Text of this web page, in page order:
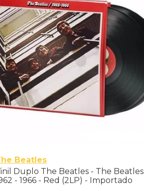
Beatles
Duplo The Beatles - The Beatles
- 1966 - Red (2LP) - Importado